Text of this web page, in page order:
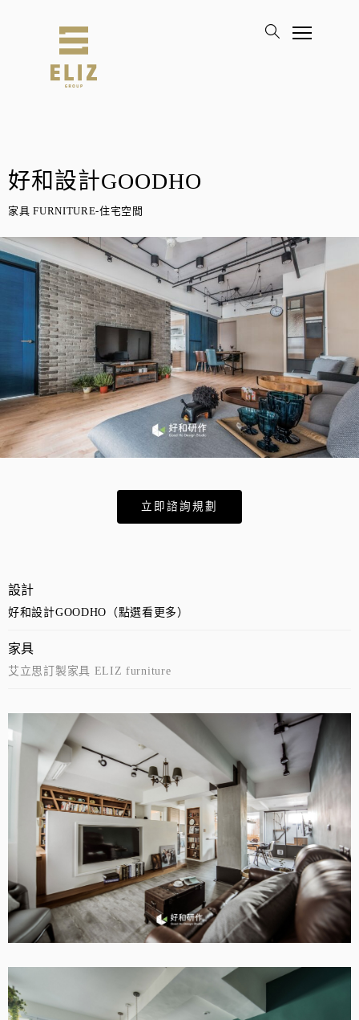
好和設計GOODHO
家具 FURNITURE-住宅空間
立即諮詢規劃
設計
好和設計GOODHO（點選看更多）
家具
艾立思訂製家具 ELIZ furniture